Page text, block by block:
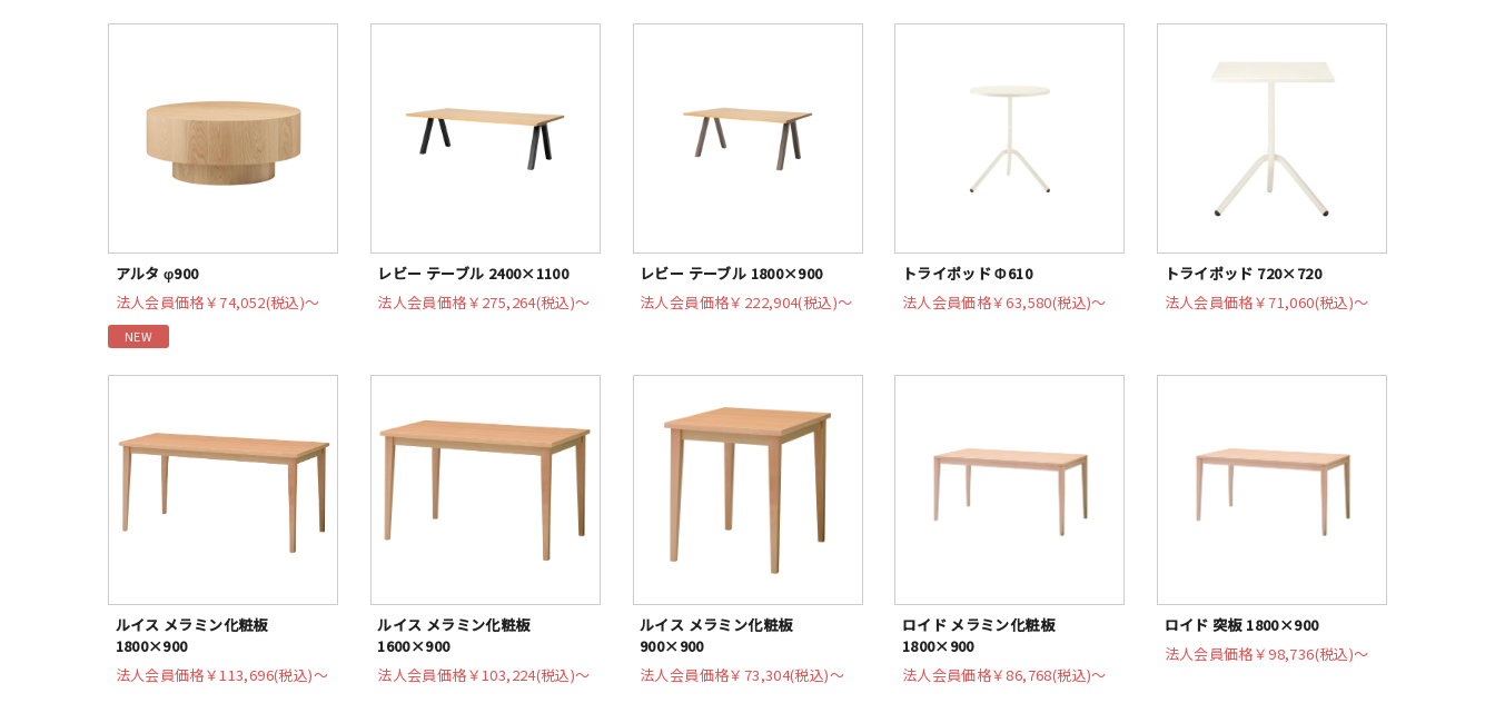
アルタ φ900
法人会員価格￥74,052(税込)〜
NEW
レビー テーブル 2400×1100
法人会員価格￥275,264(税込)〜
レビー テーブル 1800×900
法人会員価格￥222,904(税込)〜
トライポッド Φ610
法人会員価格￥63,580(税込)〜
トライポッド 720×720
法人会員価格￥71,060(税込)〜
ルイス メラミン化粧板
1800×900
法人会員価格￥113,696(税込)〜
ルイス メラミン化粧板
1600×900
法人会員価格￥103,224(税込)〜
ルイス メラミン化粧板
900×900
法人会員価格￥73,304(税込)〜
ロイド メラミン化粧板
1800×900
法人会員価格￥86,768(税込)〜
ロイド 突板 1800×900
法人会員価格￥98,736(税込)〜